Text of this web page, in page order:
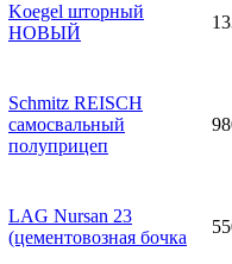
Koegel шторный
НОВЫЙ
Schmitz REISCH
самосвальный
полуприцеп
LAG Nursan 23
(цементовозная бочка